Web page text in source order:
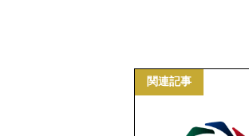
関連記事